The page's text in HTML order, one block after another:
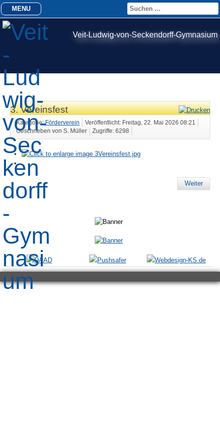
Veit-Ludwig-von-Seckendorff-Gymnasium
MENU
3. Vereinsfest
Kategorie:Förderverein
Veröffentlicht: Freitag, 22. Mai 2026 08:21
Geschrieben von S. Müller
Zugriffe: 6298
Weiter